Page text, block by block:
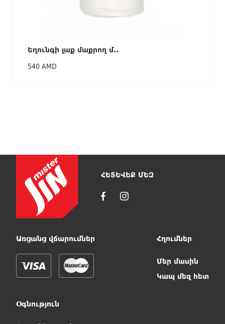
Եղունգի լաք մաքրող մ..
540 AMD
ՀԵՏԵՎԵՔ ՄԵԶ
Առցանց վճարումներ Հղումներ
Մեր մասին
Կապ մեզ հետ
Օգնություն